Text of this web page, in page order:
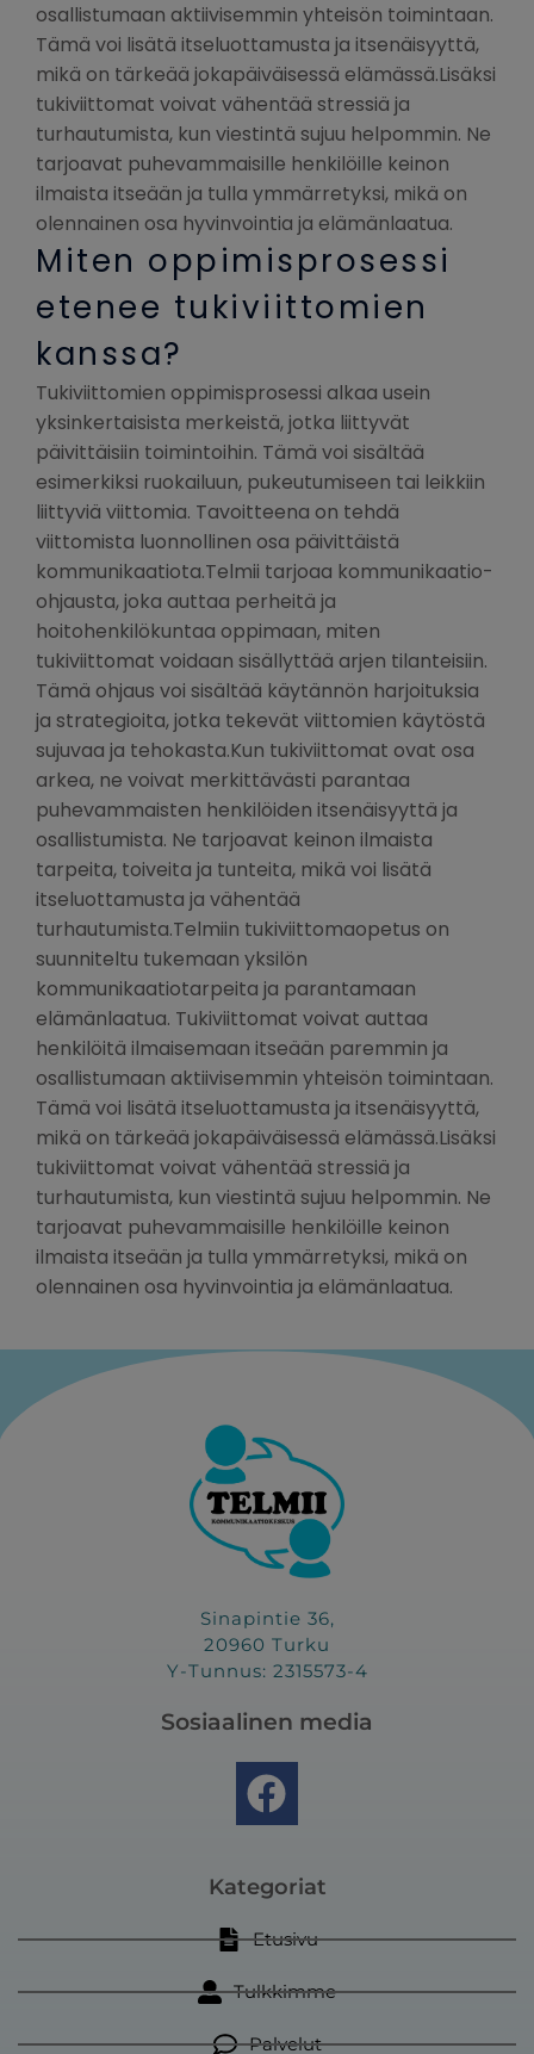
osallistumaan aktiivisemmin yhteisön toimintaan.
Tämä voi lisätä itseluottamusta ja itsenäisyyttä,
mikä on tärkeää jokapäiväisessä elämässä.Lisäksi
tukiviittomat voivat vähentää stressiä ja
turhautumista, kun viestintä sujuu helpommin. Ne
tarjoavat puhevammaisille henkilöille keinon
ilmaista itseään ja tulla ymmärretyksi, mikä on
olennainen osa hyvinvointia ja elämänlaatua.
Miten oppimisprosessi
etenee tukiviittomien
kanssa?
Tukiviittomien oppimisprosessi alkaa usein
yksinkertaisista merkeistä, jotka liittyvät
päivittäisiin toimintoihin. Tämä voi sisältää
esimerkiksi ruokailuun, pukeutumiseen tai leikkiin
liittyviä viittomia. Tavoitteena on tehdä
viittomista luonnollinen osa päivittäistä
kommunikaatiota.Telmii tarjoaa kommunikaatio-
ohjausta, joka auttaa perheitä ja
hoitohenkilökuntaa oppimaan, miten
tukiviittomat voidaan sisällyttää arjen tilanteisiin.
Tämä ohjaus voi sisältää käytännön harjoituksia
ja strategioita, jotka tekevät viittomien käytöstä
sujuvaa ja tehokasta.Kun tukiviittomat ovat osa
arkea, ne voivat merkittävästi parantaa
puhevammaisten henkilöiden itsenäisyyttä ja
osallistumista. Ne tarjoavat keinon ilmaista
tarpeita, toiveita ja tunteita, mikä voi lisätä
itseluottamusta ja vähentää
turhautumista.Telmiin tukiviittomaopetus on
suunniteltu tukemaan yksilön
kommunikaatiotarpeita ja parantamaan
elämänlaatua. Tukiviittomat voivat auttaa
henkilöitä ilmaisemaan itseään paremmin ja
osallistumaan aktiivisemmin yhteisön toimintaan.
Tämä voi lisätä itseluottamusta ja itsenäisyyttä,
mikä on tärkeää jokapäiväisessä elämässä.Lisäksi
tukiviittomat voivat vähentää stressiä ja
turhautumista, kun viestintä sujuu helpommin. Ne
tarjoavat puhevammaisille henkilöille keinon
ilmaista itseään ja tulla ymmärretyksi, mikä on
olennainen osa hyvinvointia ja elämänlaatua.
Sinapintie 36,
20960 Turku
Y-Tunnus: 2315573-4
Sosiaalinen media
F
a
e
b
o
o
Kategoriat
Etusivu
Tulkkimme
Palvelut